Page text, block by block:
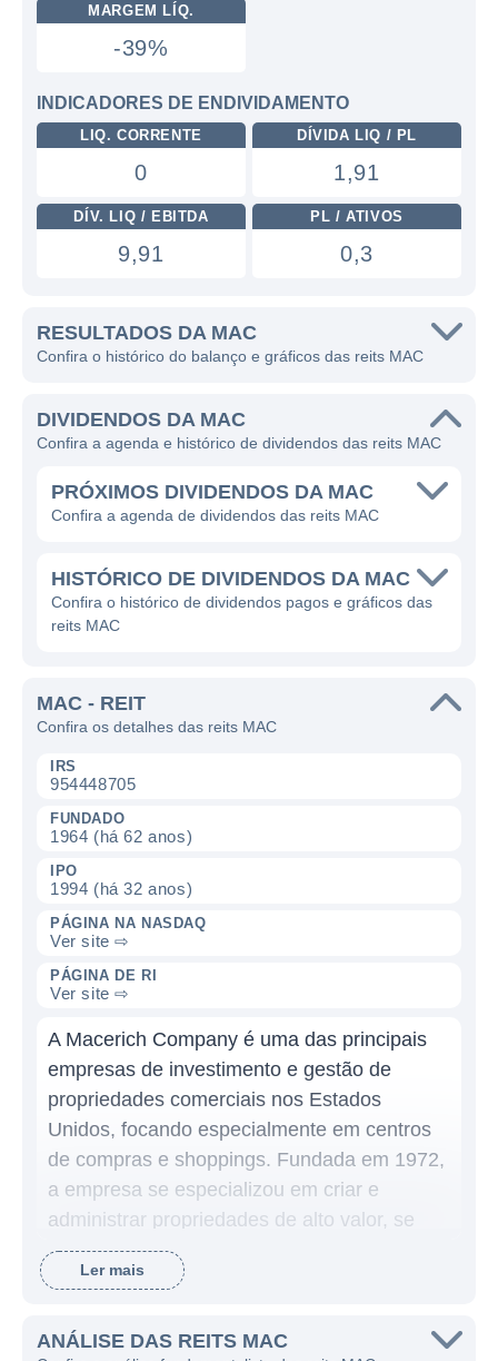
MARGEM LÍQ.
-39%
INDICADORES DE ENDIVIDAMENTO
LIQ. CORRENTE
0
DÍVIDA LIQ / PL
1,91
DÍV. LIQ / EBITDA
9,91
PL / ATIVOS
0,3
RESULTADOS DA MAC
Confira o histórico do balanço e gráficos das reits MAC
DIVIDENDOS DA MAC
Confira a agenda e histórico de dividendos das reits MAC
PRÓXIMOS DIVIDENDOS DA MAC
Confira a agenda de dividendos das reits MAC
HISTÓRICO DE DIVIDENDOS DA MAC
Confira o histórico de dividendos pagos e gráficos das
reits MAC
MAC - REIT
Confira os detalhes das reits MAC
IRS
954448705
FUNDADO
1964 (há 62 anos)
IPO
1994 (há 32 anos)
PÁGINA NA NASDAQ
Ver site ⇨
PÁGINA DE RI
Ver site ⇨
A Macerich Company é uma das principais
empresas de investimento e gestão de
propriedades comerciais nos Estados
Unidos, focando especialmente em centros
de compras e shoppings. Fundada em 1972,
a empresa se especializou em criar e
administrar propriedades de alto valor, se
destacando pela qualidade e atratividade de
seus empreendimentos. A Macerich ocupa
uma extensa carteira de ativos em diversas
Ler mais
ANÁLISE DAS REITS MAC